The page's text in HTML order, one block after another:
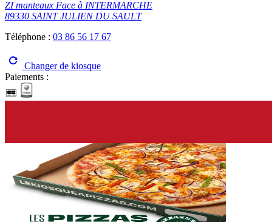
ZI manteaux Face à INTERMARCHE
89330 SAINT JULIEN DU SAULT
Téléphone : 03 86 56 17 67
Changer de kiosque
Paiements :